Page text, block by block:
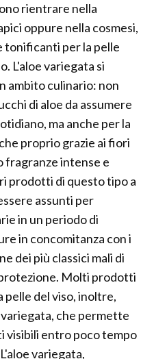
rientrare nella
oppure nella cosmesi,
tonificanti per la pelle
L'aloe variegata si
ambito culinario: non
di aloe da assumere
ma anche per la
proprio grazie ai fiori
fragranze intense e
prodotti di questo tipo a
assunti per
in un periodo di
in concomitanza con i
dei più classici mali di
Molti prodotti
pelle del viso, inoltre,
che permette
visibili entro poco tempo
variegata,